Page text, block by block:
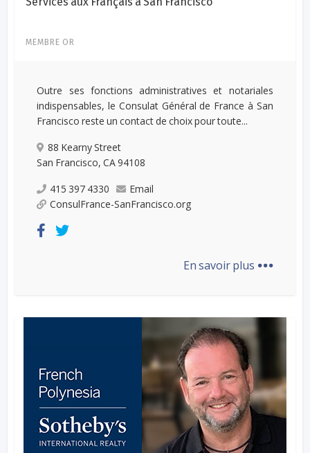
MEMBRE OR
Outre ses fonctions administratives et notariales
indispensables, le Consulat Général de France à San
Francisco reste un contact de choix pour toute...
88 Kearny Street
San Francisco, CA 94108
415 397 4330
Email
ConsulFrance-SanFrancisco.org
En savoir plus ...